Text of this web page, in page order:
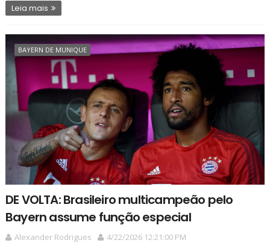
Leia mais
BAYERN DE MUNIQUE
DE VOLTA: Brasileiro multicampeão pelo
Bayern assume função especial
Alexander Rodrigues
4/22/2026 12:21:00 PM